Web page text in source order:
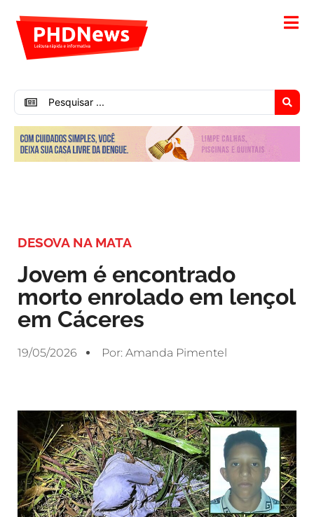
DESOVA NA MATA
Jovem é encontrado
morto enrolado em lençol
em Cáceres
19/05/2026 Por: Amanda Pimentel